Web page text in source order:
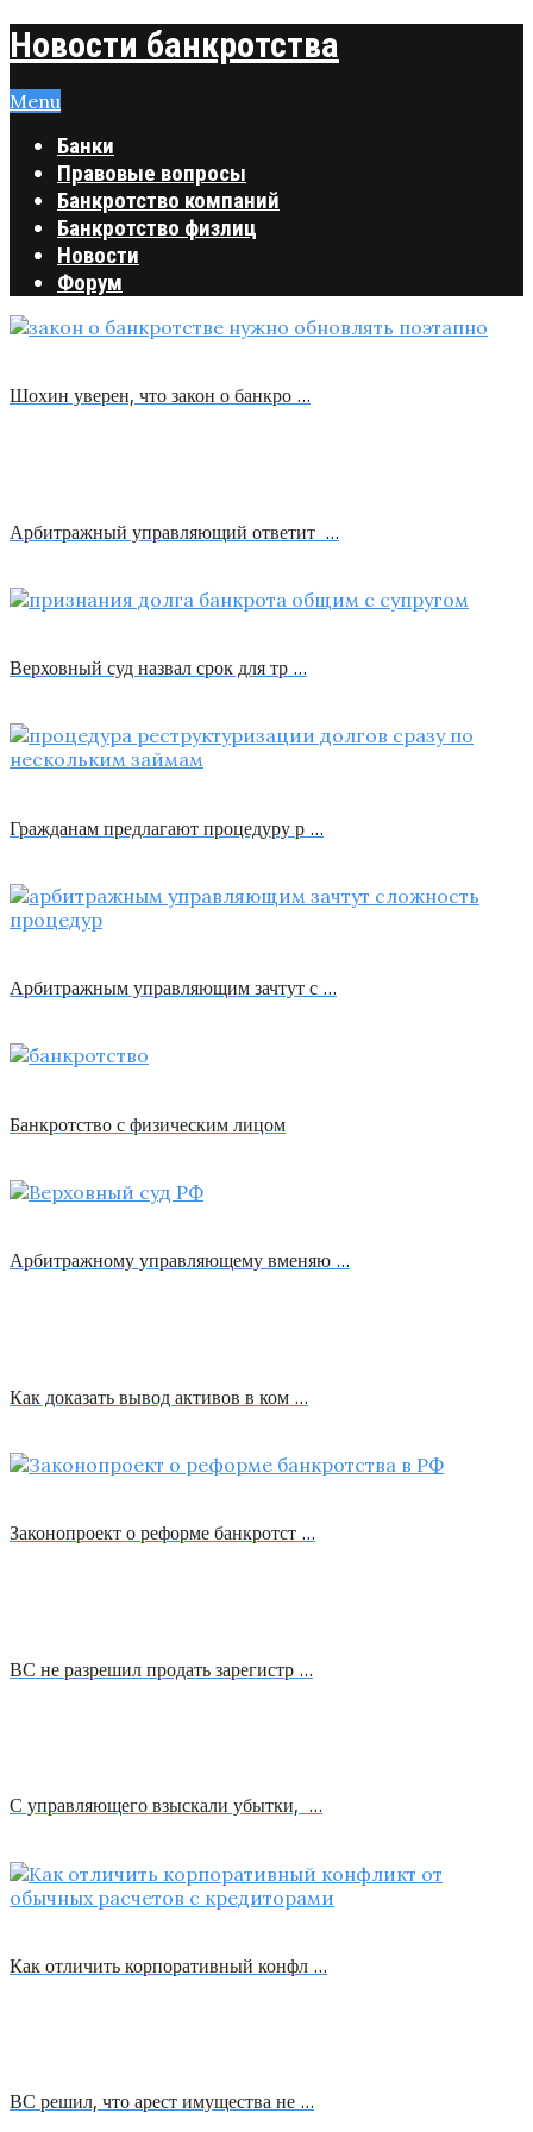
Новости банкротства
Menu
Банки
Правовые вопросы
Банкротство компаний
Банкротство физлиц
Новости
Форум
Шохин уверен, что закон о банкро …
Арбитражный управляющий ответит …
Верховный суд назвал срок для тр …
Гражданам предлагают процедуру р …
Арбитражным управляющим зачтут с …
Банкротство с физическим лицом
Арбитражному управляющему вменяю …
Как доказать вывод активов в ком …
Законопроект о реформе банкротст …
ВС не разрешил продать зарегистр …
С управляющего взыскали убытки, …
Как отличить корпоративный конфл …
ВС решил, что арест имущества не …